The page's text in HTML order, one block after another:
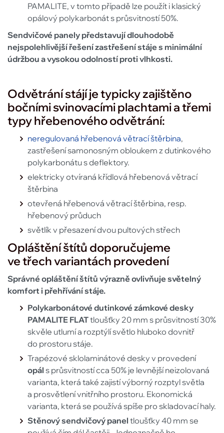
PAMALITE, v tomto případě lze použít i klasický
opálový polykarbonát s průsvitností 50%.
Sendvičové panely představují dlouhodobě
nejspolehlivější řešení zastřešení stáje s minimální
údržbou a vysokou odolností proti vlhkosti.
Odvětrání stájí je typicky zajištěno
bočními svinovacími plachtami a třemi
typy hřebenového odvětrání:
neregulovaná hřebenová větrací štěrbina,
zastřešení samonosným obloukem z dutinkového
polykarbonátu s deflektory.
elektricky otvíraná křídlová hřebenová větrací
štěrbina
otevřená hřebenová větrací štěrbina, resp.
hřebenový průduch
světlík v přesazení dvou pultových střech
Opláštění štítů doporučujeme
ve třech variantách provedení
Správné opláštění štítů výrazně ovlivňuje světelný
komfort i přehřívání stáje.
Polykarbonátové dutinkové zámkové desky
PAMALITE FLATtloušťky 20 mm s průsvitností 30%
skvěle utlumí a rozptýlí světlo hluboko dovnitř
do prostoru stáje.
Trapézové sklolaminátové desky v provedení
opál s průsvitností cca 50% je levnější neizolovaná
varianta, která také zajistí výborný rozptyl světla
a prosvětlení vnitřního prostoru. Ekonomická
varianta, která se používá spíše pro skladovací haly.
Stěnový sendvičový panel tloušťky 40 mm se